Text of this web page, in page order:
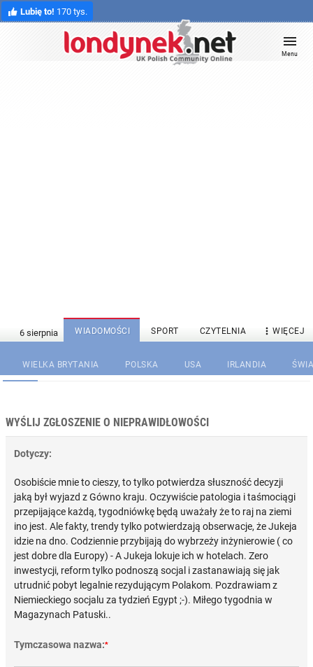
Lubię to! 170 tys.
Menu
WIADOMOŚCI SPORT CZYTELNIA  WIĘCEJ
WIELKA BRYTANIA POLSKA USA IRLANDIA
WYŚLIJ ZGŁOSZENIE O NIEPRAWIDŁOWOŚCI
Dotyczy:
Osobiście mnie to cieszy, to tylko potwierdza słuszność decyzji
jaką był wyjazd z Gówno kraju. Oczywiście patologia i taśmociągi
przepijające każdą, tygodniówkę będą uważały że to raj na ziemi
ino jest. Ale fakty, trendy tylko potwierdzają obserwacje, że Jukeja
idzie na dno. Codziennie przybijają do wybrzeży inżynierowie ( co
jest dobre dla Europy) - A Jukeja lokuje ich w hotelach. Zero
inwestycji, reform tylko podnoszą socjal i zastanawiają się jak
utrudnić pobyt legalnie rezydującym Polakom. Pozdrawiam z
Niemieckiego socjalu za tydzień Egypt ;-). Miłego tygodnia w
Magazynach Patuski..
Tymczasowa nazwa:*